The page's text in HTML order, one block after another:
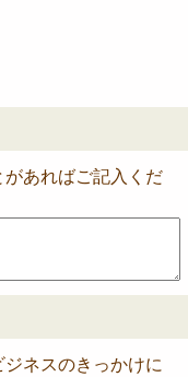
あればご記入くだ
ジネスのきっかけに